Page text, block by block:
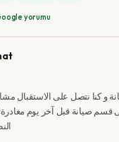
yorumu
قديم و بحاجه صيانة و كنا نتصل على
عنها الإستقبال و بقينا ٦ ايام ننتظر تصليح و اجى قسم صيانة